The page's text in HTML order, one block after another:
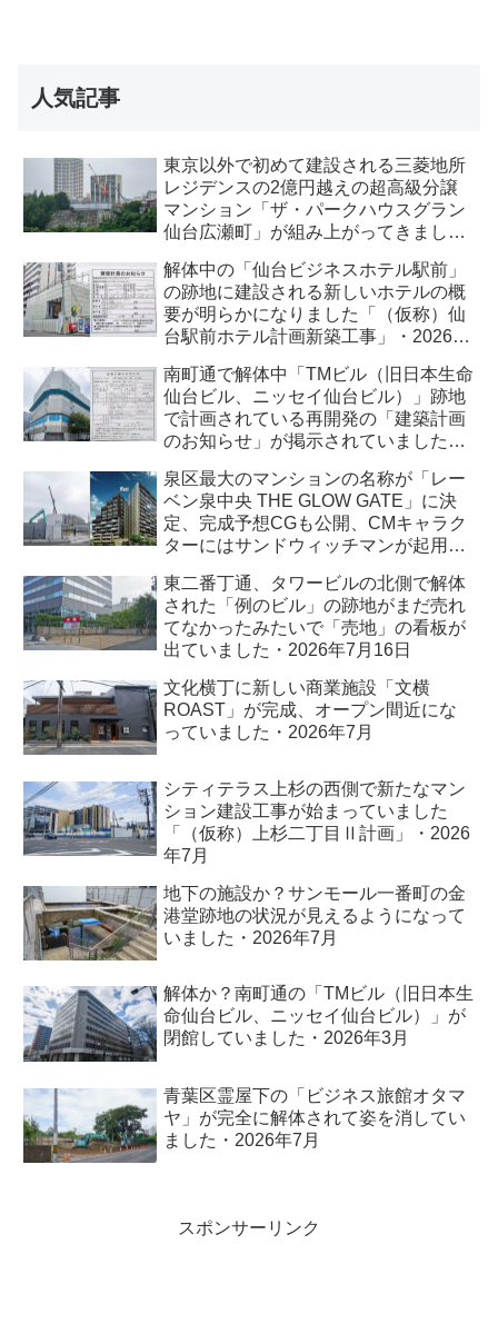
人気記事
東京以外で初めて建設される三菱地所
レジデンスの2億円越えの超高級分譲
マンション「ザ・パークハウスグラン
仙台広瀬町」が組み上がってきまし
解体中の「仙台ビジネスホテル駅前」
の跡地に建設される新しいホテルの概
要が明らかになりました「（仮称）仙
台駅前ホテル計画新築工事」・2026年
南町通で解体中「TMビル（旧日本生命
仙台ビル、ニッセイ仙台ビル）」跡地
で計画されている再開発の「建築計画
のお知らせ」が掲示されていました・
泉区最大のマンションの名称が「レー
ベン泉中央 THE GLOW GATE」に決
定、完成予想CGも公開、CMキャラク
ターにはサンドウィッチマンが起用さ
東二番丁通、タワービルの北側で解体
された「例のビル」の跡地がまだ売れ
てなかったみたいで「売地」の看板が
出ていました・2026年7月16日
文化横丁に新しい商業施設「文横
ROAST」が完成、オープン間近にな
っていました・2026年7月
シティテラス上杉の西側で新たなマン
ション建設工事が始まっていました
「（仮称）上杉二丁目Ⅱ計画」・2026
年7月
地下の施設か？サンモール一番町の金
港堂跡地の状況が見えるようになって
いました・2026年7月
解体か？南町通の「TMビル（旧日本生
命仙台ビル、ニッセイ仙台ビル）」が
閉館していました・2026年3月
青葉区霊屋下の「ビジネス旅館オタマ
ヤ」が完全に解体されて姿を消してい
ました・2026年7月
スポンサーリンク